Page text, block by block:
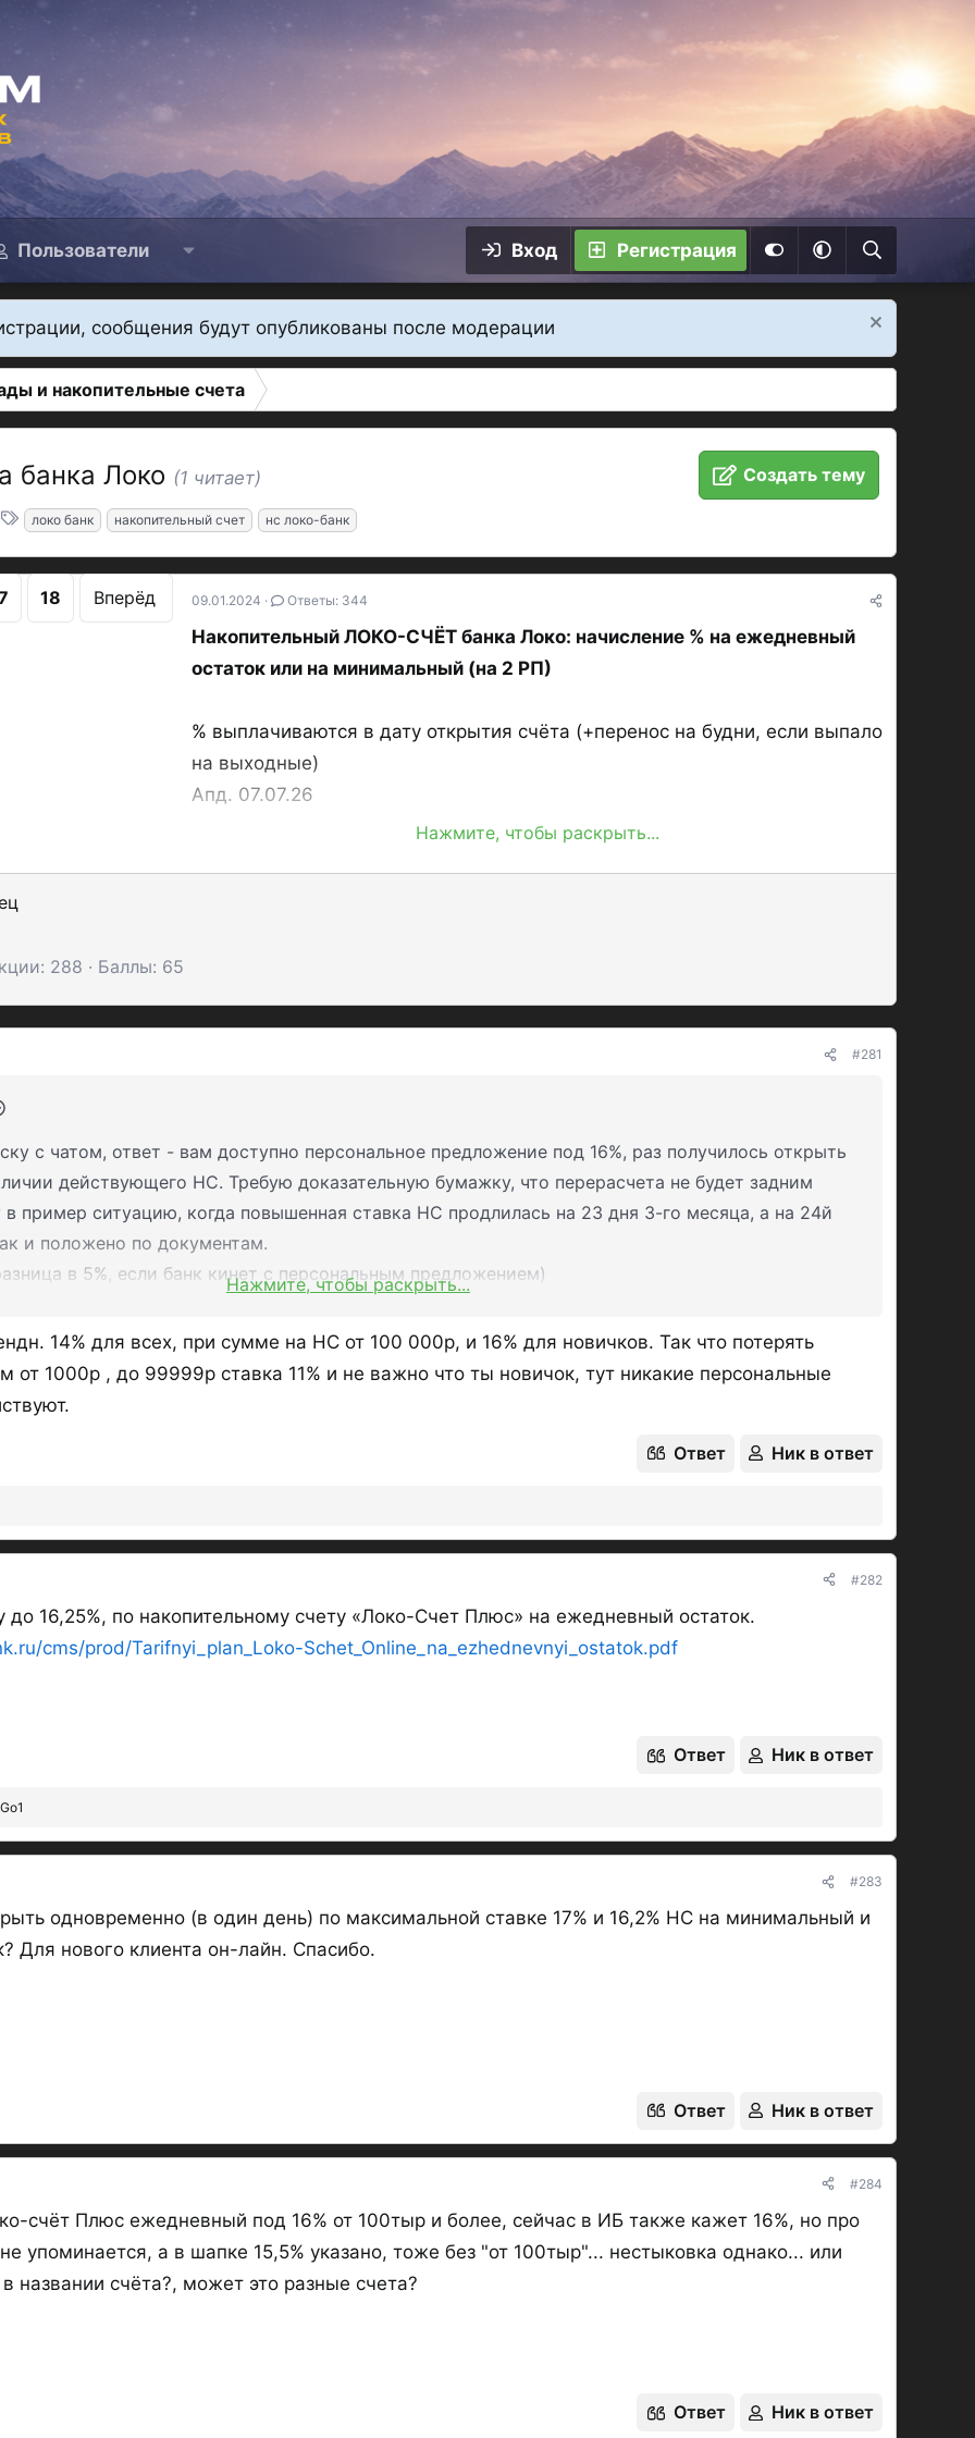
Пользователи Вход Регистрация
сообщения будут опубликованы после модерации
и накопительные счета
банка Локо (1 читает)
Создать тему
Т
г
локо банк накопительный счет нс локо-банк
18 Вперёд 09.01.2024 Ответы: 344
Накопительный ЛОКО-СЧЁТ банка Локо: начисление % на ежедневный
остаток или на минимальный (на 2 РП)
% выплачиваются в дату открытия счёта (+перенос на будни, если выпало
на выходные)
Апд. 07.07.26
ЛОКО-СЧЕТ на минимальный остаток
Далее 12% или 10%, если сумма до 100к
- РП здесь — дата с открытия счёта, % выплачиваются в эту дату, если
приходится на выходной, то переносится на рабочий день
(соответственно, % не будут капитализироваться, их нужно вывести).
Пополнять и выводить, соответственно, нужно в дату открытия.
- ставка не фиксируется, Локо активно пользуется своим правом менять
ставки.
Важно, есть ЛОКО СЧЕТ ПЛЮС, а есть ЛОКО-СЧЕТ, оба на ежедн. остаток.
ЛОКО-СЧЕТ - это счёт для всех
без доп. условий кроме суммы остатка:
13.25%
от 300к до 30 млн. ТАРИФ с 06.07.26
Скриншоты на 07.07.26:
vs
Нажмите, чтобы раскрыть...
288 Баллы 65
#281
с чатом, ответ - вам доступно персональное предложение под 16%, раз получилось открыть
действующего НС. Требую доказательную бумажку, что перерасчета не будет задним
пример ситуацию, когда повышенная ставка НС продлилась на 23 дня 3-го месяца, а на 24й
и положено по документам.
в 5%, если банк кинет с персональным предложением)
чате - это доказательство на случай боданий с банком?)
Нажмите, чтобы раскрыть...
14% для всех, при сумме на НС от 100 000р, и 16% для новичков. Так что потерять
от 1000р , до 99999р ставка 11% и не важно что ты новичок, тут никакие персональные
Ответ Ник в ответ
#282
до 16,25%, по накопительному счету «Локо-Счет Плюс» на ежедневный остаток.
cms/prod/Tarifnyi_plan_Loko-Schet_Online_na_ezhednevnyi_ostatok.pdf
Ответ Ник в ответ
#283
одновременно (в один день) по максимальной ставке 17% и 16,2% НС на минимальный и
Для нового клиента он-лайн. Спасибо.
Ответ Ник в ответ
#284
счёт Плюс ежедневный под 16% от 100тыр и более, сейчас в ИБ также кажет 16%, но про
упоминается, а в шапке 15,5% указано, тоже без "от 100тыр"... нестыковка однако... или
названии счёта?, может это разные счета?
Ответ Ник в ответ